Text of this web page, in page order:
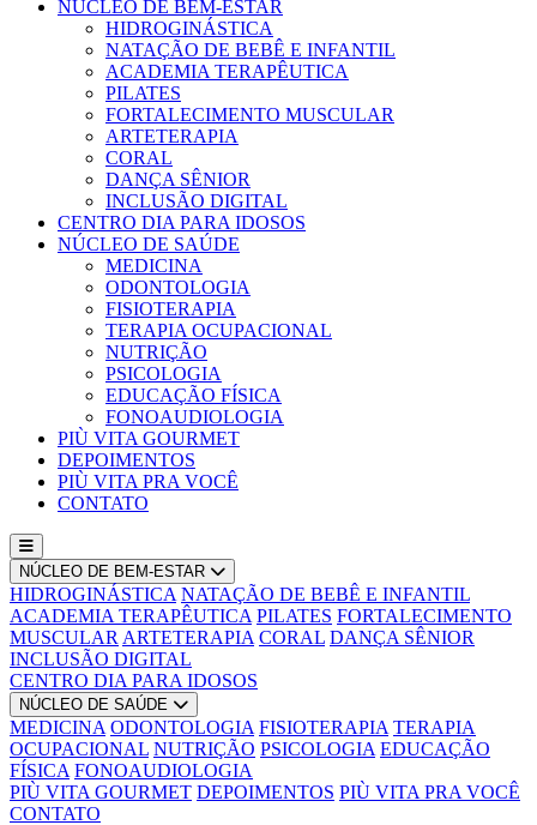
NÚCLEO DE BEM-ESTAR
HIDROGINÁSTICA
NATAÇÃO DE BEBÊ E INFANTIL
ACADEMIA TERAPÊUTICA
PILATES
FORTALECIMENTO MUSCULAR
ARTETERAPIA
CORAL
DANÇA SÊNIOR
INCLUSÃO DIGITAL
CENTRO DIA PARA IDOSOS
NÚCLEO DE SAÚDE
MEDICINA
ODONTOLOGIA
FISIOTERAPIA
TERAPIA OCUPACIONAL
NUTRIÇÃO
PSICOLOGIA
EDUCAÇÃO FÍSICA
FONOAUDIOLOGIA
PIÙ VITA GOURMET
DEPOIMENTOS
PIÙ VITA PRA VOCÊ
CONTATO
NÚCLEO DE BEM-ESTAR
HIDROGINÁSTICA NATAÇÃO DE BEBÊ E INFANTIL
ACADEMIA TERAPÊUTICA PILATES FORTALECIMENTO
MUSCULAR ARTETERAPIA CORAL DANÇA SÊNIOR
INCLUSÃO DIGITAL
CENTRO DIA PARA IDOSOS
NÚCLEO DE SAÚDE
MEDICINA ODONTOLOGIA FISIOTERAPIA TERAPIA
OCUPACIONAL NUTRIÇÃO PSICOLOGIA EDUCAÇÃO
FÍSICA FONOAUDIOLOGIA
PIÙ VITA GOURMET DEPOIMENTOS PIÙ VITA PRA VOCÊ
CONTATO